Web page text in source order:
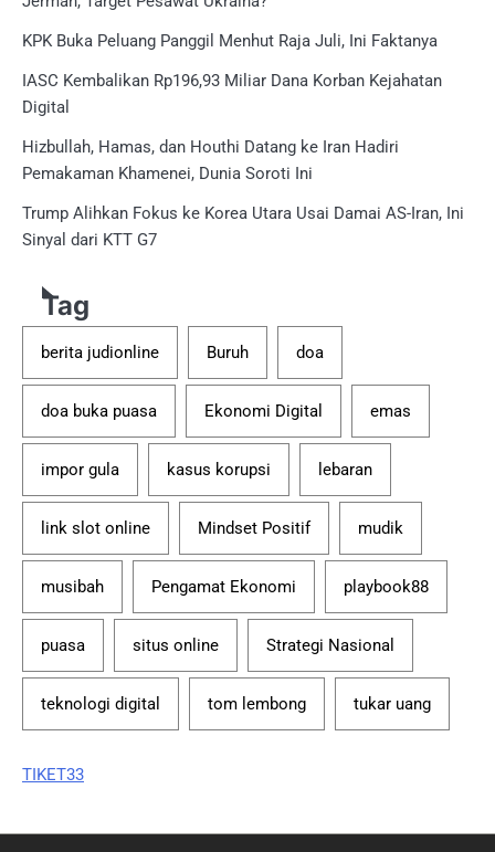
KPK Buka Peluang Panggil Menhut Raja Juli, Ini Faktanya
IASC Kembalikan Rp196,93 Miliar Dana Korban Kejahatan
Digital
Hizbullah, Hamas, dan Houthi Datang ke Iran Hadiri
Pemakaman Khamenei, Dunia Soroti Ini
Trump Alihkan Fokus ke Korea Utara Usai Damai AS-Iran, Ini
Sinyal dari KTT G7
Tag
berita judionline Buruh doa
doa buka puasa Ekonomi Digital emas
impor gula kasus korupsi lebaran
link slot online Mindset Positif mudik
musibah Pengamat Ekonomi playbook88
puasa situs online Strategi Nasional
teknologi digital tom lembong tukar uang
TIKET33